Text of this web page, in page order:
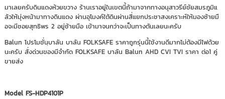
มาเลยครับดินแดงห้วยขวาง ร้านเราอยู่ในเขตนี้ถ้ามาจากทางอนุสาวรีย์ชัยสมรภูมิแ
ล้วให้มุ่งหน้ามาทางดินแดง ผ่านอุโมงค์ใต้ดินผ่านสี่แยกประชาสงเคราะห์ให้มองซ้ายมื
อจะมีซอยสุทธิพร 2 อยู่ซ้ายมือ เข้ามาจนกว่าจะเป็นทางตันเลยนะครับ
Balun โปรโมชั่นฺบาลัน บาลัน FOLKSAFE ราคาถูกรุ่นนี้ใช้งานดีมากไม่ต้องมีไฟด้วย
นะครับ สั่งด่วนของมีจำกัด FOLKSAFE บาลัน Balun AHD CVI TVI ราคา ต่อ1 คู่
ขายส่ง
Model FS-HDP4101P